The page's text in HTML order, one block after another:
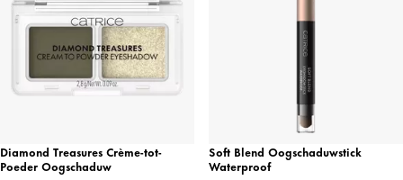
Diamond Treasures Crème-tot-
Poeder Oogschaduw
Soft Blend Oogschaduwstick
Waterproof